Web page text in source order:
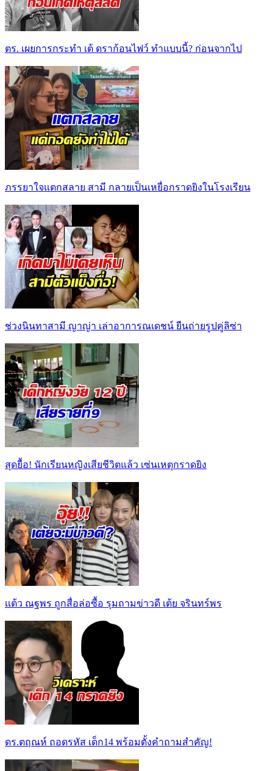
ตร. เผยการกระทำ เต้ ดราก้อนไฟว์ ทำแบบนี้? ก่อนจากไป
ภรรยาใจแตกสลาย สามี กลายเป็นเหยื่อกราดยิงในโรงเรียน
ช่วงนินทาสามี ญาญ่า เล่าอาการณเดชน์ ยืนถ่ายรูปคู่ลิซ่า
สุดยื้อ! นักเรียนหญิงเสียชีวิตแล้ว เซ่นเหตุกราดยิง
เเต้ว ณฐพร ถูกสื่อล่อซื้อ รุมถามข่าวดี เต้ย จรินทร์พร
ดร.ตฤณห์ ถอดรหัส เด็ก14 พร้อมตั้งคำถามสำคัญ!